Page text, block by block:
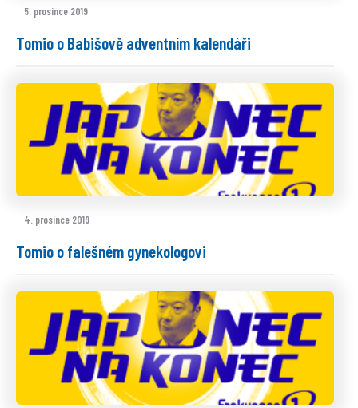
5. prosince 2019
Tomio o Babišově adventním kalendáři
4. prosince 2019
Tomio o falešném gynekologovi